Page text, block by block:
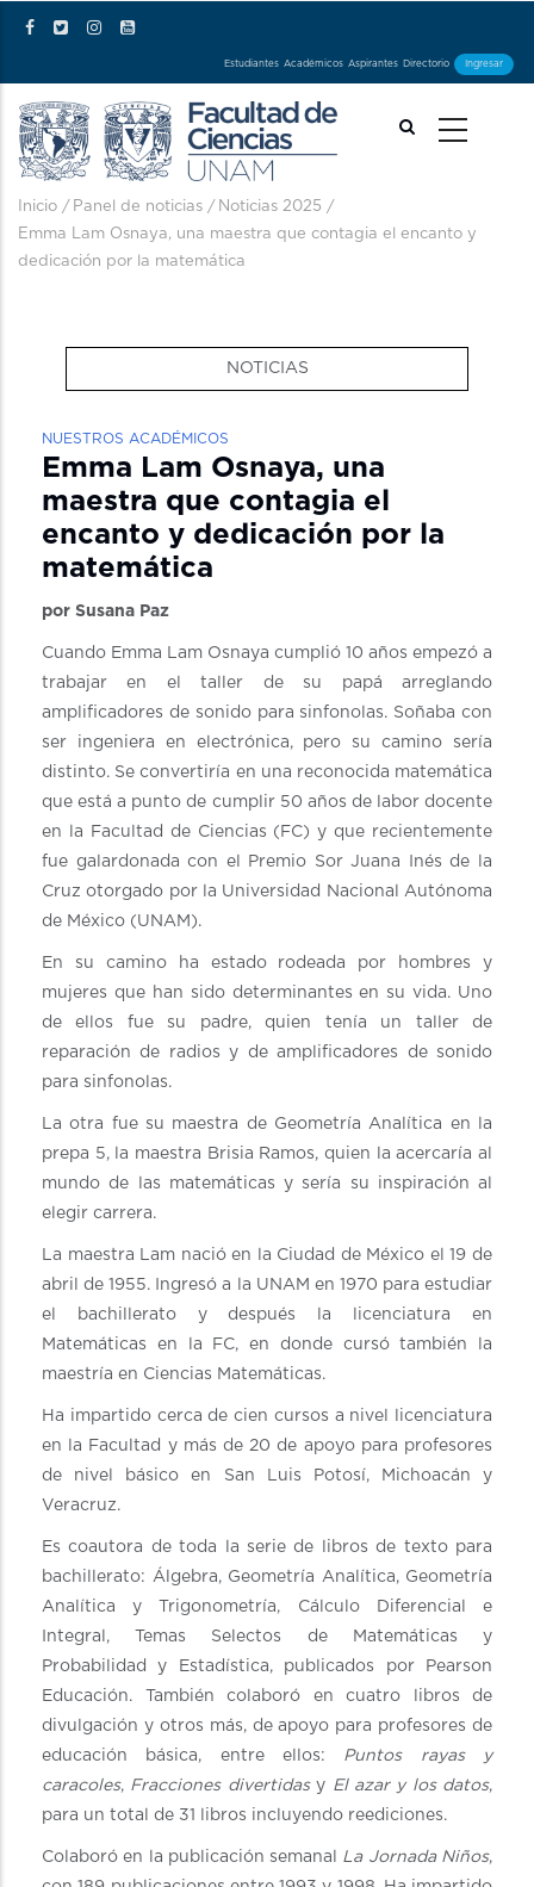
Ingresar
Directorio
Aspirantes
Académicos
Estudiantes
Ruta de navegación
Inicio / Panel de noticias / Noticias 2025 /
Emma Lam Osnaya, una maestra que contagia el encanto y
dedicación por la matemática
NOTICIAS
NUESTROS ACADÉMICOS
Emma Lam Osnaya, una
maestra que contagia el
encanto y dedicación por la
matemática
por Susana Paz
Cuando Emma Lam Osnaya cumplió 10 años empezó a
trabajar en el taller de su papá arreglando
amplificadores de sonido para sinfonolas. Soñaba con
ser ingeniera en electrónica, pero su camino sería
distinto. Se convertiría en una reconocida matemática
que está a punto de cumplir 50 años de labor docente
en la Facultad de Ciencias (FC) y que recientemente
fue galardonada con el Premio Sor Juana Inés de la
Cruz otorgado por la Universidad Nacional Autónoma
de México (UNAM).
En su camino ha estado rodeada por hombres y
mujeres que han sido determinantes en su vida. Uno
de ellos fue su padre, quien tenía un taller de
reparación de radios y de amplificadores de sonido
para sinfonolas.
La otra fue su maestra de Geometría Analítica en la
prepa 5, la maestra Brisia Ramos, quien la acercaría al
mundo de las matemáticas y sería su inspiración al
elegir carrera.
La maestra Lam nació en la Ciudad de México el 19 de
abril de 1955. Ingresó a la UNAM en 1970 para estudiar
el bachillerato y después la licenciatura en
Matemáticas en la FC, en donde cursó también la
maestría en Ciencias Matemáticas.
Ha impartido cerca de cien cursos a nivel licenciatura
en la Facultad y más de 20 de apoyo para profesores
de nivel básico en San Luis Potosí, Michoacán y
Veracruz.
Es coautora de toda la serie de libros de texto para
bachillerato: Álgebra, Geometría Analítica, Geometría
Analítica y Trigonometría, Cálculo Diferencial e
Integral, Temas Selectos de Matemáticas y
Probabilidad y Estadística, publicados por Pearson
Educación. También colaboró en cuatro libros de
divulgación y otros más, de apoyo para profesores de
educación básica, entre ellos: Puntos rayas y
caracoles, Fracciones divertidasy El azar y los datos,
para un total de 31 libros incluyendo reediciones.
Colaboró en la publicación semanal La Jornada Niños,